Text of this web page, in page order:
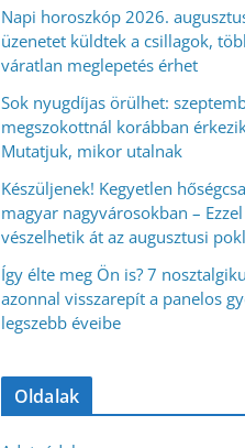
Napi horoszkóp 2026.
üzenetet küldtek a csillagok,
váratlan meglepetés érhet
Sok nyugdíjas örülhet:
megszokottnál korábban
Mutatjuk, mikor utalnak
Készüljenek! Kegyetlen
magyar nagyvárosokban –
vészelhetik át az augusztusi
Így élte meg Ön is? 7
azonnal visszarepít a panelos
legszebb éveibe
Oldalak